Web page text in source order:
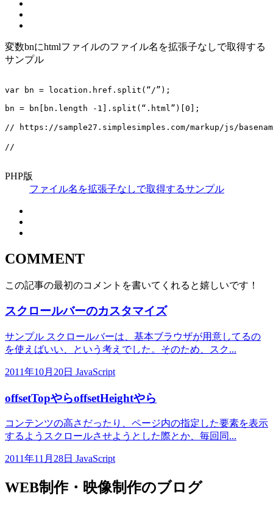
変数bnにhtmlファイルのファイル名を拡張子なしで取得する
サンプル
var bn = location.href.split(“/”);
bn = bn[bn.length -1].split(“.html”)[0];
// https://sample27.simplesimples.com/markup/js/
//
PHP版
ファイル名を拡張子なしで取得するサンプル
COMMENT
この記事の最初のコメントを書いてくれると嬉しいです！
スクロールバーのカスタマイズ
サンプル スクロールバーは、基本ブラウザが用意してるの
を使えばいい、という考えでした。そのため、スク...
2011年10月20日 JavaScript
offsetTopやらoffsetHeightやら
コンテンツの高さだったり、ページ内の指定した要素を表示
するようスクロールさせようとした際とか、毎回同...
2011年11月28日 JavaScript
WEB制作・映像制作のブログ